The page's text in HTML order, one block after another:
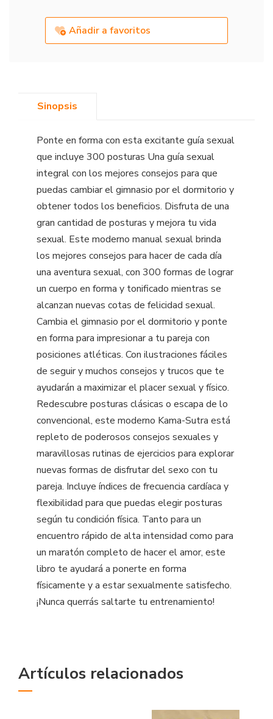
Añadir a favoritos
Sinopsis
Ponte en forma con esta excitante guía sexual
que incluye 300 posturas Una guía sexual
integral con los mejores consejos para que
puedas cambiar el gimnasio por el dormitorio y
obtener todos los beneficios. Disfruta de una
gran cantidad de posturas y mejora tu vida
sexual. Este moderno manual sexual brinda
los mejores consejos para hacer de cada día
una aventura sexual, con 300 formas de lograr
un cuerpo en forma y tonificado mientras se
alcanzan nuevas cotas de felicidad sexual.
Cambia el gimnasio por el dormitorio y ponte
en forma para impresionar a tu pareja con
posiciones atléticas. Con ilustraciones fáciles
de seguir y muchos consejos y trucos que te
ayudarán a maximizar el placer sexual y físico.
Redescubre posturas clásicas o escapa de lo
convencional, este moderno Kama-Sutra está
repleto de poderosos consejos sexuales y
maravillosas rutinas de ejercicios para explorar
nuevas formas de disfrutar del sexo con tu
pareja. Incluye índices de frecuencia cardíaca y
flexibilidad para que puedas elegir posturas
según tu condición física. Tanto para un
encuentro rápido de alta intensidad como para
un maratón completo de hacer el amor, este
libro te ayudará a ponerte en forma
físicamente y a estar sexualmente satisfecho.
¡Nunca querrás saltarte tu entrenamiento!
Artículos relacionados